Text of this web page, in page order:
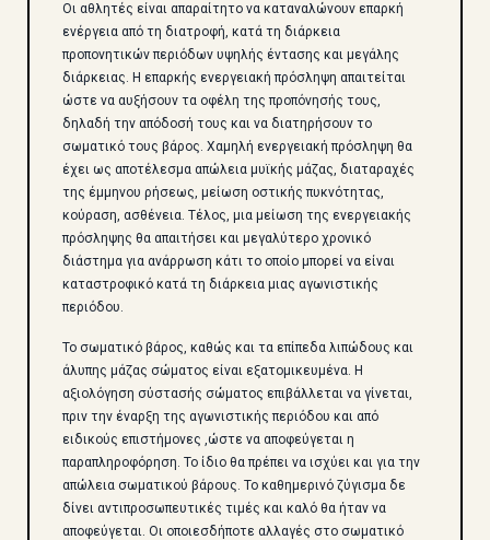
Οι αθλητές είναι απαραίτητο να καταναλώνουν επαρκή
ενέργεια από τη διατροφή, κατά τη διάρκεια
προπονητικών περιόδων υψηλής έντασης και μεγάλης
διάρκειας. Η επαρκής ενεργειακή πρόσληψη απαιτείται
ώστε να αυξήσουν τα οφέλη της προπόνησής τους,
δηλαδή την απόδοσή τους και να διατηρήσουν το
σωματικό τους βάρος. Χαμηλή ενεργειακή πρόσληψη θα
έχει ως αποτέλεσμα απώλεια μυϊκής μάζας, διαταραχές
της έμμηνου ρήσεως, μείωση οστικής πυκνότητας,
κούραση, ασθένεια. Τέλος, μια μείωση της ενεργειακής
πρόσληψης θα απαιτήσει και μεγαλύτερο χρονικό
διάστημα για ανάρρωση κάτι το οποίο μπορεί να είναι
καταστροφικό κατά τη διάρκεια μιας αγωνιστικής
περιόδου.
Το σωματικό βάρος, καθώς και τα επίπεδα λιπώδους και
άλυπης μάζας σώματος είναι εξατομικευμένα. Η
αξιολόγηση σύστασής σώματος επιβάλλεται να γίνεται,
πριν την έναρξη της αγωνιστικής περιόδου και από
ειδικούς επιστήμονες ,ώστε να αποφεύγεται η
παραπληροφόρηση. Το ίδιο θα πρέπει να ισχύει και για την
απώλεια σωματικού βάρους. Το καθημερινό ζύγισμα δε
δίνει αντιπροσωπευτικές τιμές και καλό θα ήταν να
αποφεύγεται. Οι οποιεσδήποτε αλλαγές στο σωματικό